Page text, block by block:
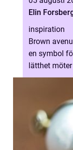
Elin
inspiration
Brown
en symbol
lätthet